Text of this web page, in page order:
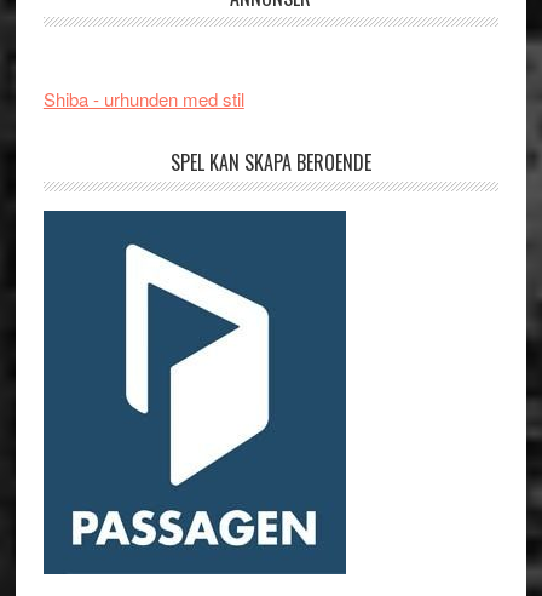
Shiba - urhunden med stil
SPEL KAN SKAPA BEROENDE